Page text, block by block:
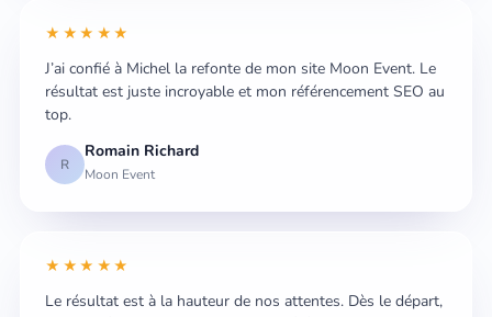
★★★★★
J’ai confié à Michel la refonte de mon site Moon Event. Le
résultat est juste incroyable et mon référencement SEO au
top.
R
Romain Richard
Moon Event
★★★★★
Le résultat est à la hauteur de nos attentes. Dès le départ,